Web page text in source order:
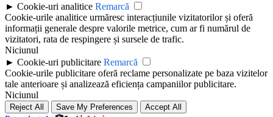
► Cookie-uri analitice Remarcă
Cookie-urile analitice urmăresc interacțiunile vizitatorilor și oferă
informații generale despre valorile metrice, cum ar fi numărul de
vizitatori, rata de respingere și sursele de trafic.
Niciunul
► Cookie-uri publicitare Remarcă
Cookie-urile publicitare oferă reclame personalizate pe baza vizitelor
tale anterioare și analizează eficiența campaniilor publicitare.
Niciunul
Reject All Save My Preferences Accept All